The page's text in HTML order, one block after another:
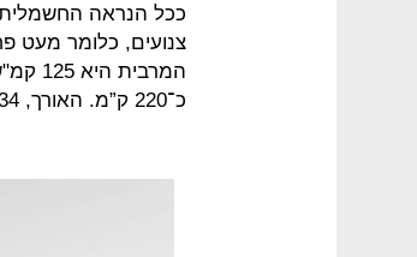
צנועים, כלומר מעט
כ־220 ק”מ. האורך, 3.734 מטר, מעיד שמדובר במכונית קטנה למדי.